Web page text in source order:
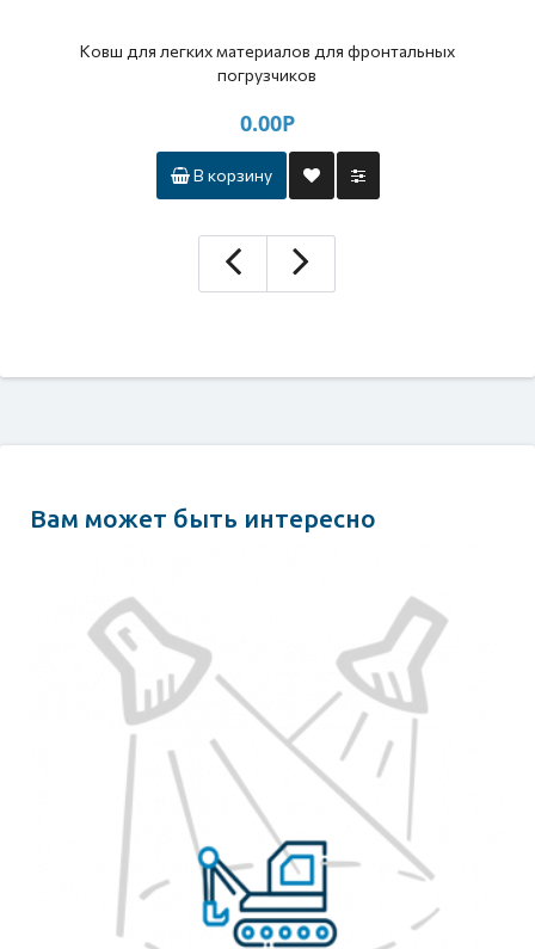
Ковш для легких материалов для фронтальных
погрузчиков
0.00Р
В корзину
Вам может быть интересно